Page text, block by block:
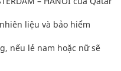
liệu và bảo hiểm
nếu lẻ nam hoặc nữ sẽ